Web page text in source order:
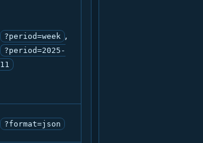
?period=week ,
?period=2025-
11
?format=json